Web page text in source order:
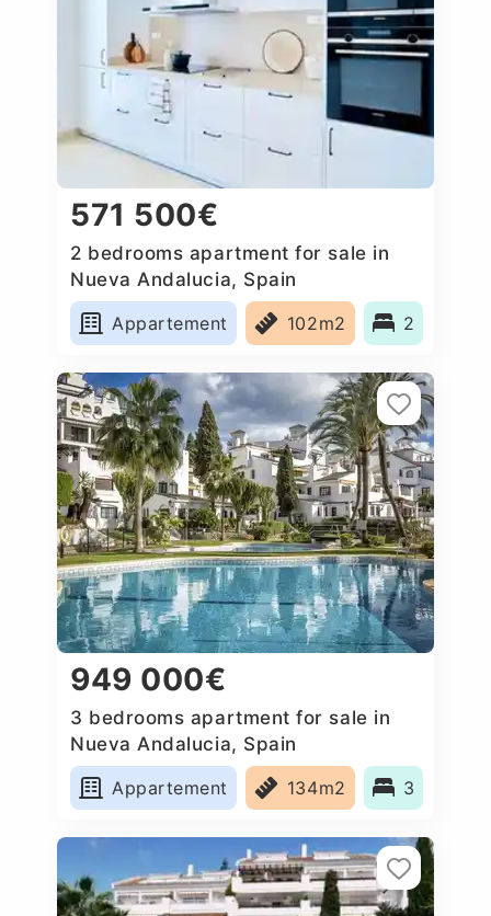
571 500€
2 bedrooms apartment for sale in
Nueva Andalucia, Spain
Appartement
102m2 2
949 000€
3 bedrooms apartment for sale in
Nueva Andalucia, Spain
Appartement
134m2 3